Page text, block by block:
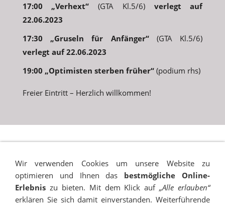
17:00 „Verhext“(GTA Kl.5/6) verlegt auf
22.06.2023
17:30 „Gruseln für Anfänger“ (GTA Kl.5/6)
verlegt auf 22.06.2023
19:00 „Optimisten sterben früher“ (podium rhs)
Freier Eintritt – Herzlich willkommen!
Wir verwenden Cookies um unsere Website zu
optimieren und Ihnen das bestmögliche Online-
Erlebnis zu bieten. Mit dem Klick auf„Alle erlauben“
erklären Sie sich damit einverstanden. Weiterführende